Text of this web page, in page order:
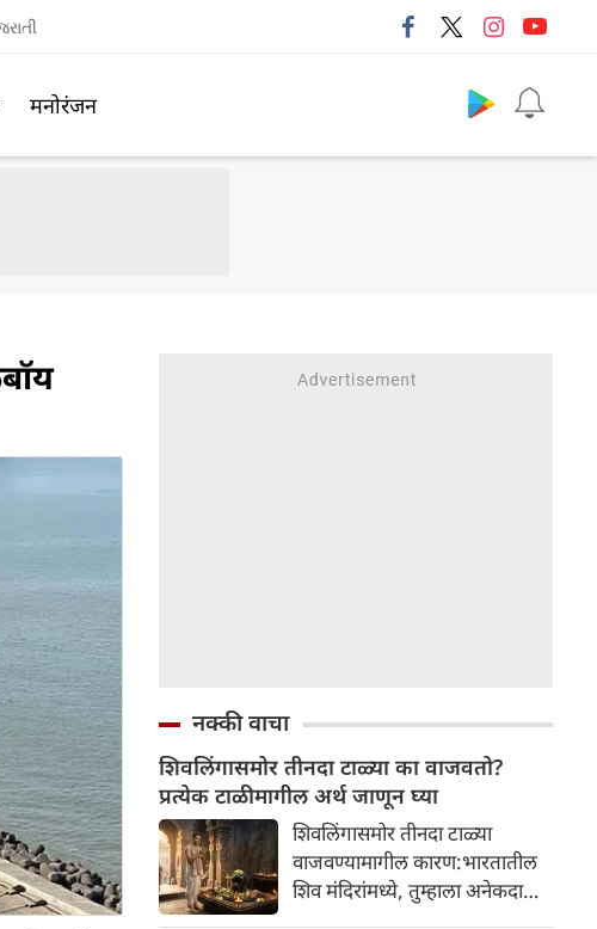
मनोरंजन
नक्की वाचा
शिवलिंगासमोर तीनदा टाळ्या का वाजवतो?
प्रत्येक टाळीमागील अर्थ जाणून घ्या
शिवलिंगासमोर तीनदा टाळ्या
वाजवण्यामागील कारण:भारतातील
शिव मंदिरांमध्ये, तुम्हाला अनेकदा